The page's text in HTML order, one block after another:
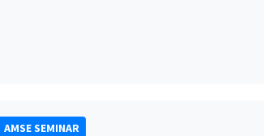
AMSE SEMINAR